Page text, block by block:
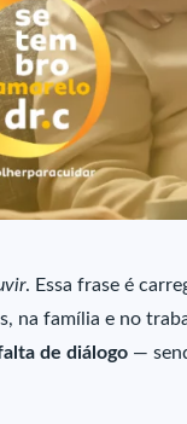
. Essa frase é
na família e no
de diálogo —